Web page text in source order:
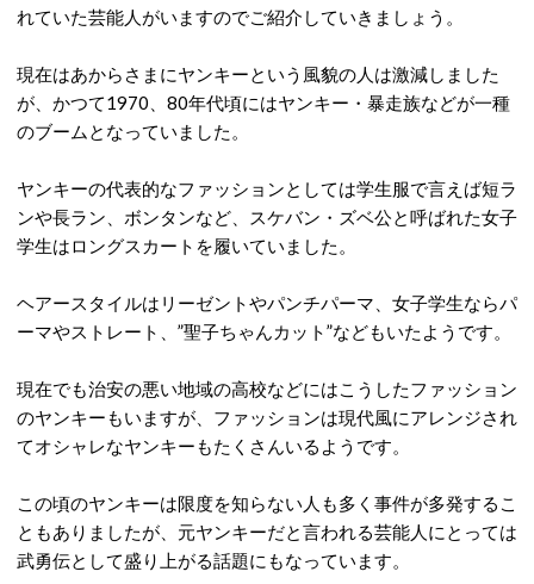
れていた芸能人がいますのでご紹介していきましょう。
現在はあからさまにヤンキーという風貌の人は激減しました
が、かつて1970、80年代頃にはヤンキー・暴走族などが一種
のブームとなっていました。
ヤンキーの代表的なファッションとしては学生服で言えば短ラ
ンや長ラン、ボンタンなど、スケバン・ズベ公と呼ばれた女子
学生はロングスカートを履いていました。
ヘアースタイルはリーゼントやパンチパーマ、女子学生ならパ
ーマやストレート、”聖子ちゃんカット”などもいたようです。
現在でも治安の悪い地域の高校などにはこうしたファッション
のヤンキーもいますが、ファッションは現代風にアレンジされ
てオシャレなヤンキーもたくさんいるようです。
この頃のヤンキーは限度を知らない人も多く事件が多発するこ
ともありましたが、元ヤンキーだと言われる芸能人にとっては
武勇伝として盛り上がる話題にもなっています。